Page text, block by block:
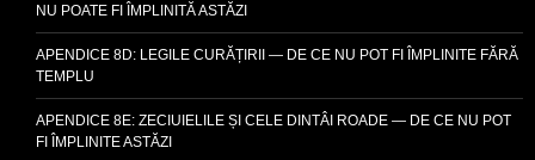
NU POATE FI ÎMPLINITĂ ASTĂZI
APENDICE 8D: LEGILE CURĂȚIRII — DE CE NU POT FI ÎMPLINITE FĂRĂ
TEMPLU
APENDICE 8E: ZECIUIELILE ȘI CELE DINTÂI ROADE — DE CE NU POT
FI ÎMPLINITE ASTĂZI